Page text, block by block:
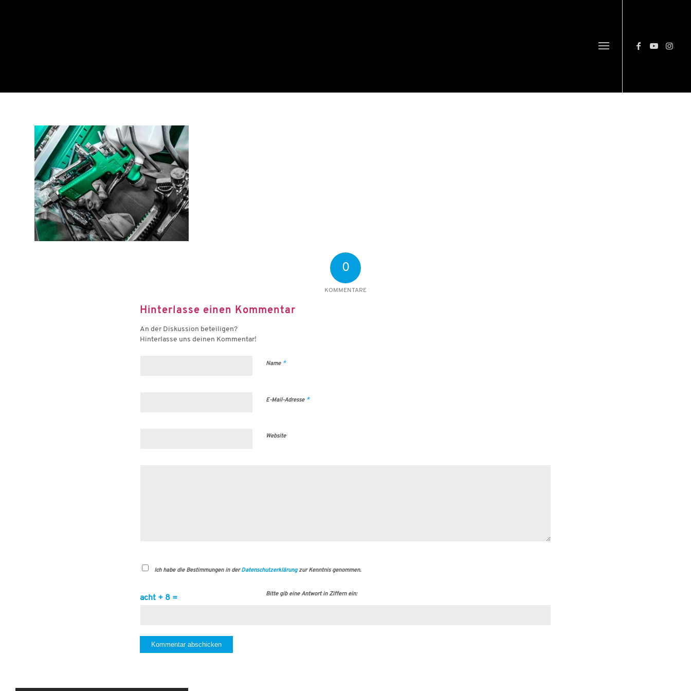
0
KOMMENTARE
Hinterlasse einen Kommentar
An der Diskussion beteiligen?
Hinterlasse uns deinen Kommentar!
Name *
E-Mail-Adresse *
Website
Ich habe die Bestimmungen in derDatenschutzerklärungzur Kenntnis genommen.
Bitte gib eine Antwort in Ziffern ein:
acht + 8 =